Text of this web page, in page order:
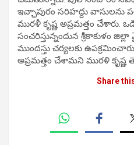
ఇచ్ఛాపురం సరిహద్దు వాసులను
మురళీ కృష్ణ అప్రమత్తం చేశారు.
సంచరిస్తున్నందున శ్రీకాకుళం
ముందస్తు చర్యలకు
అప్రమత్తం చేశామని మురళి కృష్ణ
Share